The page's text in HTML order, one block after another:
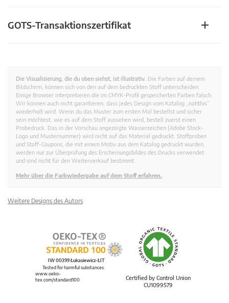
GOTS-Transaktionszertifikat
Die Visualisierung, die du oben siehst, ist illustrativ. Die Farben auf deinem
Bildschirm, können sich von den auf dem bedruckten Stoff unterscheiden.
Einige Browser interpretieren die im CMYK-Profil gespeicherten Farben falsch.
Wir können auch nicht garantieren, dass jedes Design vom Katalog „nahtlos”
wiederholt wird. Wenn du das Muster zum ersten Mal bestellst und sicher
sein möchtest, wie es auf dem Stoff aussehen wird, bestell zuerst einen
Probedruck. Das in der Vorschau angezeigte Wasserzeichen (Adobe Stock-
Logo und Musternummer) wird nicht auf das Material gedruckt. Stoffproben
und Stoff-Coupons, die mit einem Motiv aus dem Katalog gedruckt wurden,
werden nur zur Überprüfung des Erscheinungsbildes des Drucks verwendet
und sind nicht für den Weiterverkauf bestimmt.
Mehr über die Farbwiedergabe auf dem Stoff erfahren.
Weitere Designs des Autors
Certified by Control Union
CU1099579
IW 00399 Łukasiewicz-ŁIT
Tested for harmful substances.
www.oeko-
tex.com/standard100